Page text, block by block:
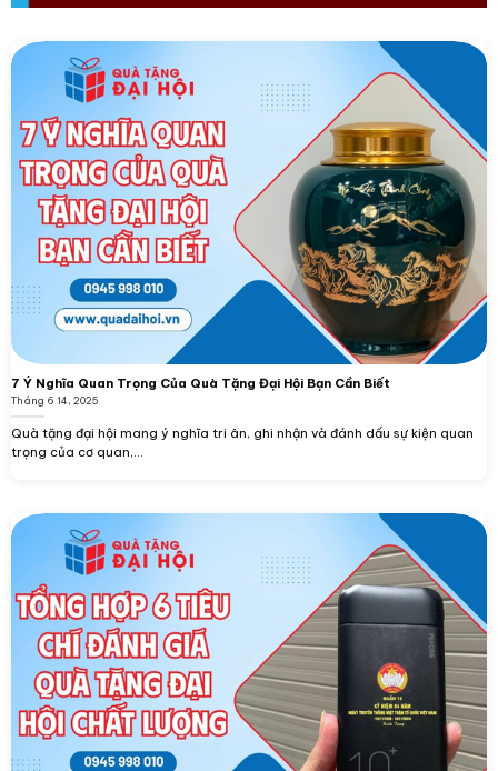
7 Ý Nghĩa Quan Trọng Của Quà Tặng Đại Hội Bạn Cần Biết
Tháng 6 14, 2025
Quà tặng đại hội mang ý nghĩa tri ân, ghi nhận và đánh dấu sự kiện quan
trọng của cơ quan,...